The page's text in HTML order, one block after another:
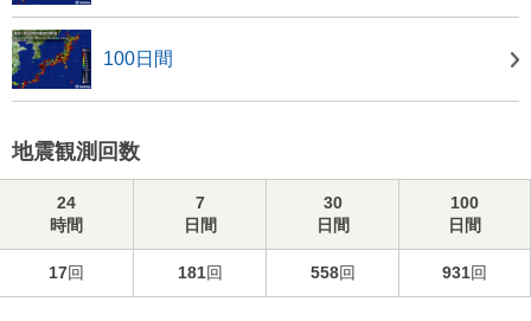
100日間
地震観測回数
24
時間
7
日間
30
日間
100
日間
17回 181回 558回 931回